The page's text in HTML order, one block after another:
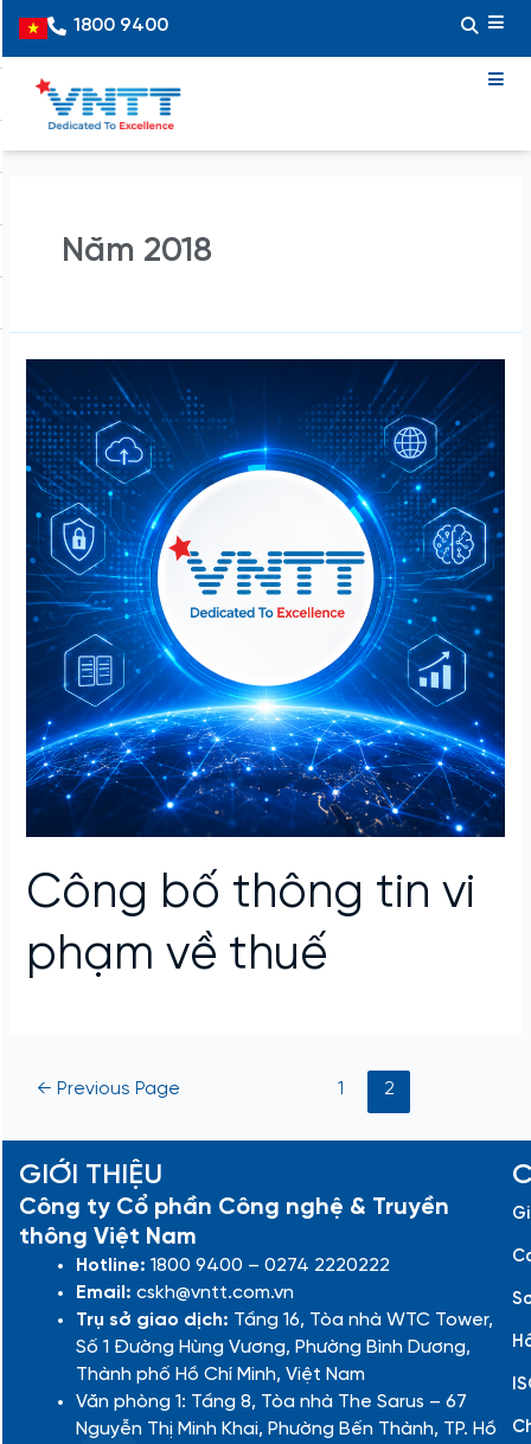
content
Vietnamese
1800 9400
Năm 2018
Công bố thông tin vi
phạm về thuế
pagination
← Previous Page 1 2
GIỚI THIỆU
Công ty Cổ phần Công nghệ & Truyền
thông Việt Nam
Hotline: 1800 9400 – 0274 2220222
Email: cskh@vntt.com.vn
Trụ sở giao dịch: Tầng 16, Tòa nhà WTC Tower,
Số 1 Đường Hùng Vương, Phường Bình Dương,
Thành phố Hồ Chí Minh, Việt Nam
Văn phòng 1: Tầng 8, Tòa nhà The Sarus – 67
Nguyễn Thị Minh Khai, Phường Bến Thành, TP. Hồ